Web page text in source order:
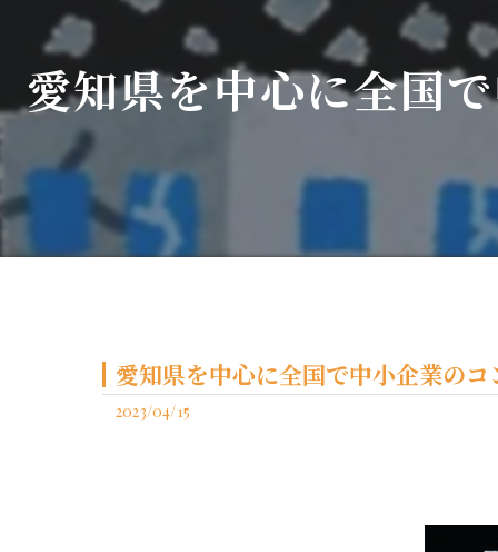
愛知県を中心に全国
愛知県を中心に全国で中小企業の
2023/04/15